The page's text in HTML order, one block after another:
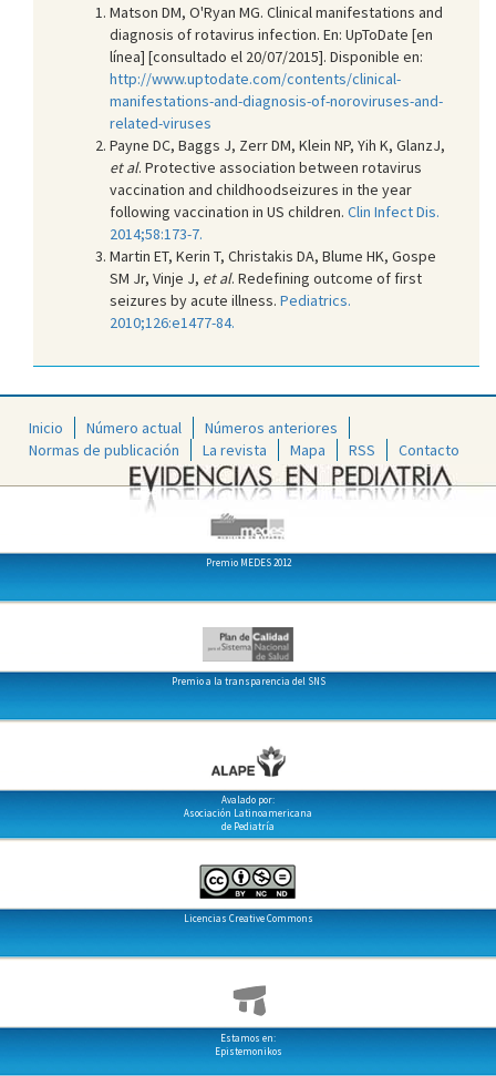
Matson DM, O'Ryan MG. Clinical manifestations and
diagnosis of rotavirus infection. En: UpToDate [en
línea] [consultado el 20/07/2015]. Disponible en:
http://www.uptodate.com/contents/clinical-
manifestations-and-diagnosis-of-noroviruses-and-
related-viruses
Payne DC, Baggs J, Zerr DM, Klein NP, Yih K, GlanzJ,
et al. Protective association between rotavirus
vaccination and childhoodseizures in the year
following vaccination in US children. Clin Infect Dis.
2014;58:173-7.
Martin ET, Kerin T, Christakis DA, Blume HK, Gospe
SM Jr, Vinje J, et al. Redefining outcome of first
seizures by acute illness. Pediatrics.
2010;126:e1477-84.
Inicio Número actual
Números anteriores
Normas de publicación
La revista Mapa RSS Contacto
Premio MEDES 2012
Premio a la transparencia del SNS
Avalado por:
Asociación Latinoamericana
de Pediatría
Licencias Creative Commons
Estamos en:
Epistemonikos